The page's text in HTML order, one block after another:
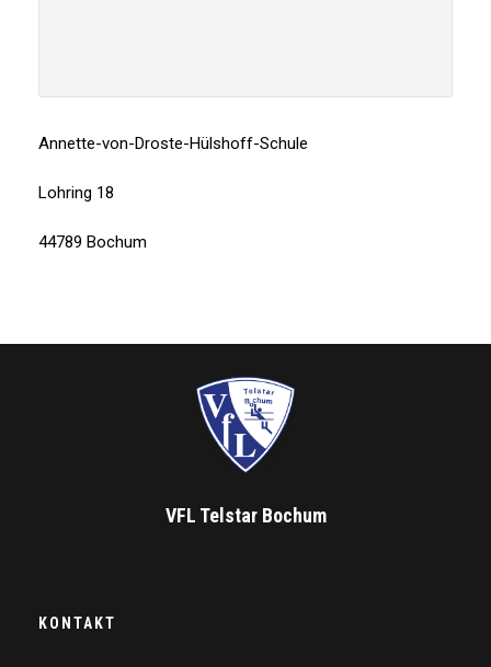
Annette-von-Droste-Hülshoff-Schule
Lohring 18
44789 Bochum
VFL Telstar Bochum
KONTAKT